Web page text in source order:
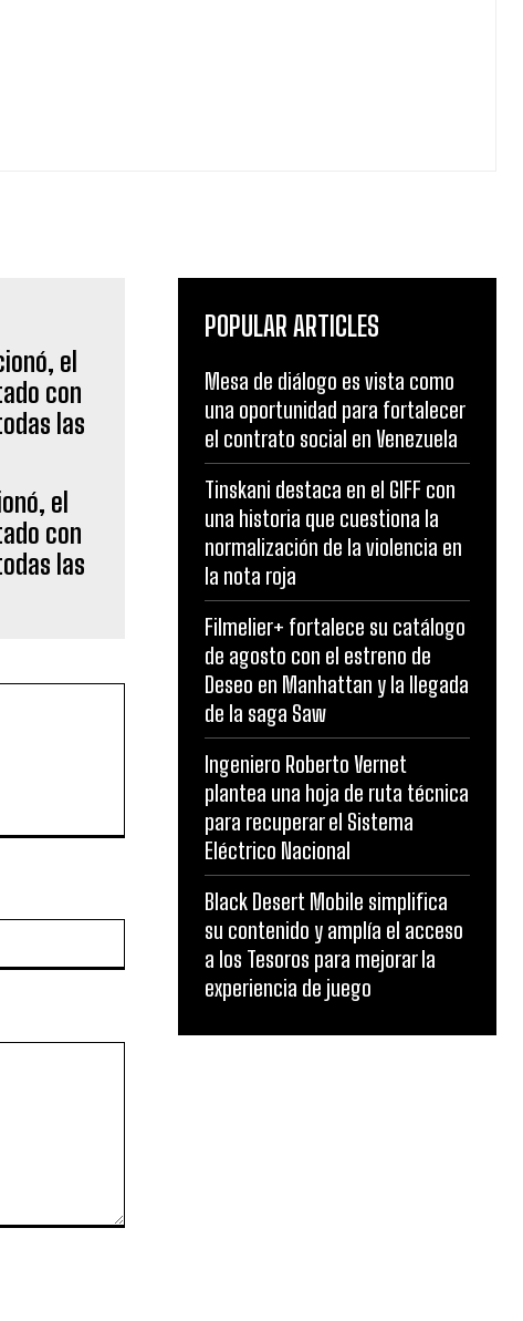
el
con
las
POPULAR ARTICLES
Mesa de diálogo es vista como
una oportunidad para fortalecer
el contrato social en Venezuela
Tinskani destaca en el GIFF con
una historia que cuestiona la
normalización de la violencia en
la nota roja
Filmelier+ fortalece su catálogo
de agosto con el estreno de
Deseo en Manhattan y la llegada
de la saga Saw
Ingeniero Roberto Vernet
plantea una hoja de ruta técnica
para recuperar el Sistema
Eléctrico Nacional
Black Desert Mobile simplifica
su contenido y amplía el acceso
a los Tesoros para mejorar la
experiencia de juego